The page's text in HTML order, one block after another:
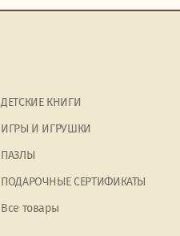
ДЕТСКИЕ КНИГИ
ИГРЫ И ИГРУШКИ
ПАЗЛЫ
ПОДАРОЧНЫЕ СЕРТИФИКАТЫ
Все товары